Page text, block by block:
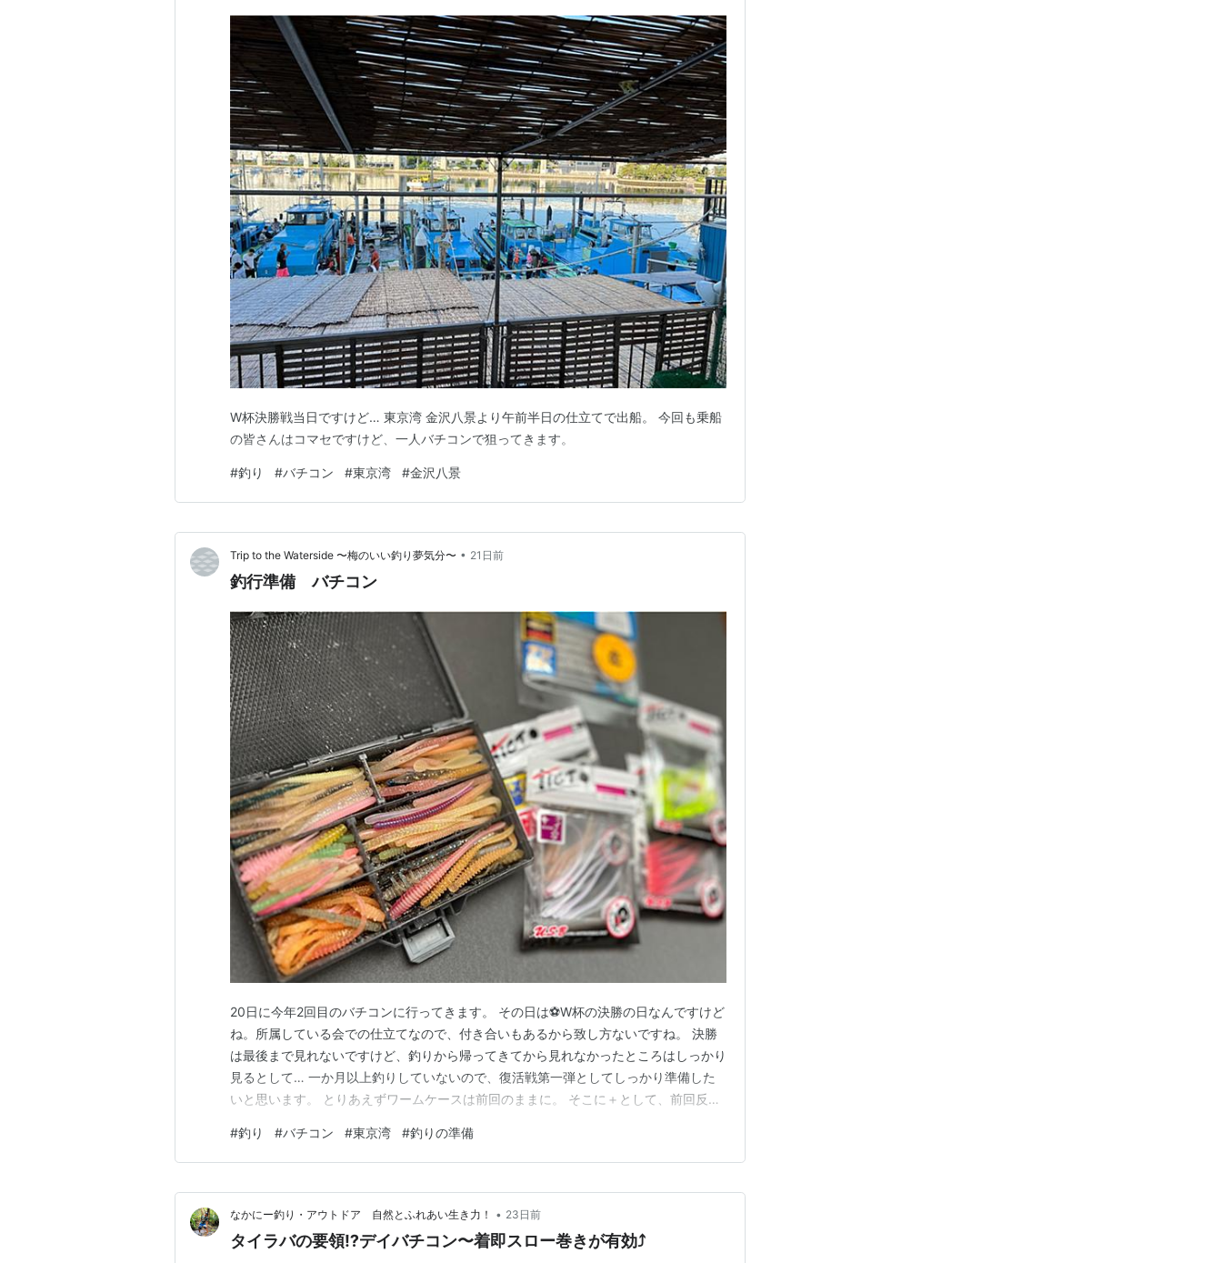
W杯決勝戦当日ですけど… 東京湾 金沢八景より午前半日の仕立てで出船。 今回も乗船
の皆さんはコマセですけど、一人バチコンで狙ってきます。
#釣り #バチコン #東京湾 #金沢八景
Trip to the Waterside 〜梅のいい釣り夢気分〜 • 21日前
釣行準備 バチコン
20日に今年2回目のバチコンに行ってきます。 その日は⚽W杯の決勝の日なんですけど
ね。所属している会での仕立てなので、付き合いもあるから致し方ないですね。 決勝
は最後まで見れないですけど、釣りから帰ってきてから見れなかったところはしっかり
見るとして… 一か月以上釣りしていないので、復活戦第一弾としてしっかり準備した
いと思います。 とりあえずワームケースは前回のままに。 そこに＋として、前回反応
てみます。
#釣り #バチコン #東京湾 #釣りの準備
なかにー釣り・アウトドア 自然とふれあい生き力！ • 23日前
タイラバの要領⁉️デイバチコン〜着即スロー巻きが有効⤴️